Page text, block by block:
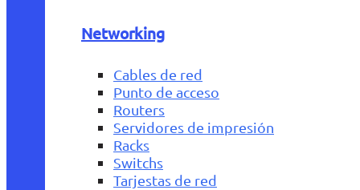
Networking
Cables de red
Punto de acceso
Routers
Servidores de impresión
Racks
Switchs
Tarjestas de red